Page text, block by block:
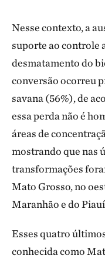
Nesse contexto, a
suporte ao controle
desmatamento do
conversão ocorreu
savana (56%), de
essa perda não é
áreas de
mostrando que nas
transformações
Mato Grosso, no
Maranhão e do
Esses quatro
conhecida como